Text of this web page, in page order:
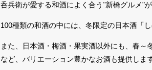
呑兵衛が愛する和酒によく合う"新橋グルメ"
100種類の和酒の中には、冬限定の日本酒「
また、日本酒・梅酒・果実酒以外にも、春～
など、バリエーション豊かなお酒も提供します